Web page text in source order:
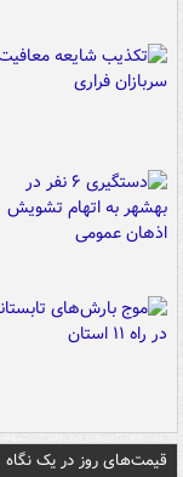
قیمت‌های روز در یک نگاه